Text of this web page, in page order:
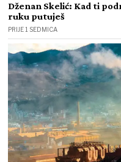
Dženan Skelić: Kad ti
ruku putuješ
PRIJE 1 SEDMICA